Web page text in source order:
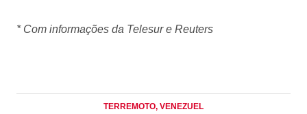
* Com informações da Telesur e Reuters
TERREMOTO, VENEZUEL